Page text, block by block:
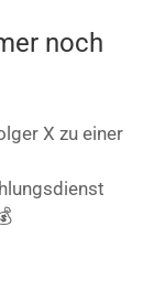
noch
X zu einer